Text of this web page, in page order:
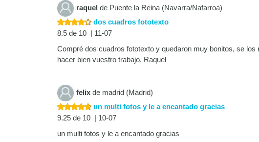
raquel de Puente la Reina (Navarra/Nafarroa)
dos cuadros fototexto
8.5 de 10 | 11-07
Compré dos cuadros fototexto y quedaron muy bonitos, se
hacer bien vuestro trabajo. Raquel
felix de madrid (Madrid)
un multi fotos y le a encantado gracias
9.25 de 10 | 10-07
un multi fotos y le a encantado gracias